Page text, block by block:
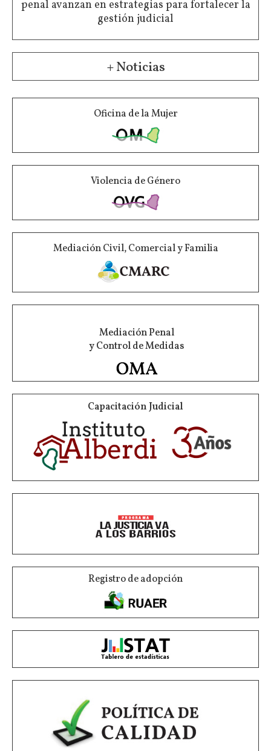
penal avanzan en estrategias para fortalecer la
gestión judicial
+ Noticias
Oficina de la Mujer
Violencia de Género
Mediación Civil, Comercial y Familia
Mediación Penal
y Control de Medidas
Capacitación Judicial
Registro de adopción